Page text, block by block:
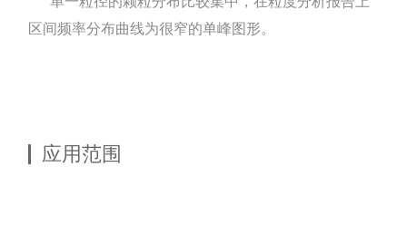
区间频率分布曲线为很窄的单峰图形。
应用范围